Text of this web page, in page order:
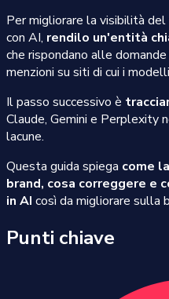
Per migliorare la visibilità
con AI, rendilo un'entità
che rispondano alle
menzioni su siti di cui i
Il passo successivo è
Claude, Gemini e Perplexity
lacune.
Questa guida spiega come
brand, cosa correggere e
in AI così da migliorare sulla
Punti chiave